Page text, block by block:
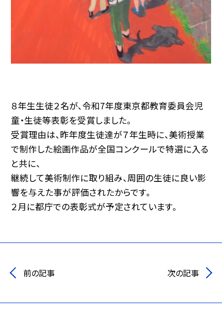
８年生生徒２名が、令和7年度東京都教育委員会児
童・生徒等表彰を受賞しました。
受賞理由は、昨年度生徒達が７年生時に、美術授業
で制作した絵画作品が全国コンクールで特選に入る
と共に、
継続して美術制作に取り組み、周囲の生徒に良い影
響を与えた事が評価されたからです。
２月に都庁での表彰式が予定されています。
前の記事 次の記事